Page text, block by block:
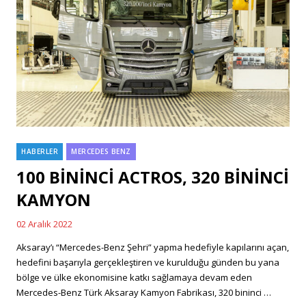
Categories
HABERLER MERCEDES BENZ
100 BİNİNCİ ACTROS, 320 BİNİNCİ
KAMYON
Posted
on
02 Aralık 2022
Aksaray’ı “Mercedes-Benz Şehri” yapma hedefiyle kapılarını açan,
hedefini başarıyla gerçekleştiren ve kurulduğu günden bu yana
bölge ve ülke ekonomisine katkı sağlamaya devam eden
Mercedes-Benz Türk Aksaray Kamyon Fabrikası, 320 bininci …